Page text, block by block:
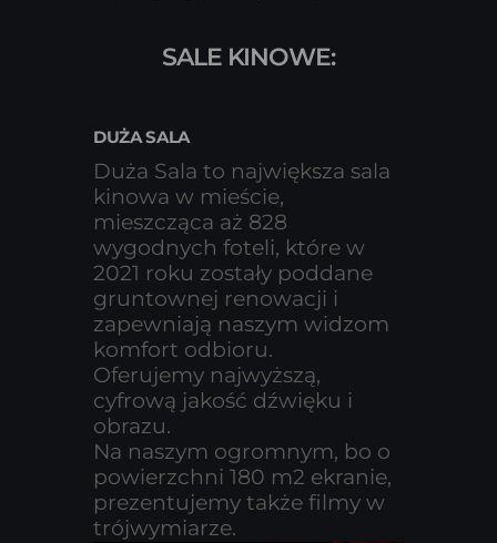
SALE KINOWE:
DUŻA SALA
Duża Sala to największa sala
kinowa w mieście,
mieszcząca aż 828
wygodnych foteli, które w
2021 roku zostały poddane
gruntownej renowacji i
zapewniają naszym widzom
komfort odbioru.
Oferujemy najwyższą,
cyfrową jakość dźwięku i
obrazu.
Na naszym ogromnym, bo o
powierzchni 180 m2 ekranie,
prezentujemy także filmy w
trójwymiarze.